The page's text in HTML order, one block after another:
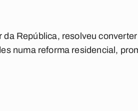
República, resolveu
numa reforma residencial,